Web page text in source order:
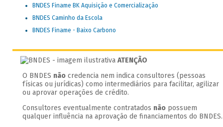
BNDES Finame BK Aquisição e Comercialização
BNDES Caminho da Escola
BNDES Finame - Baixo Carbono
ATENÇÃO
O BNDES nãocredencia nem indica consultores (pessoas
físicas ou jurídicas) como intermediários para facilitar, agilizar
ou aprovar operações de crédito.
Consultores eventualmente contratados nãopossuem
qualquer influência na aprovação de financiamentos do BNDES.